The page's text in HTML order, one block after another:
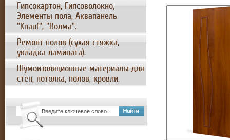
Гипсокартон, Гипсоволокно,
Элементы пола, Аквапанель
"Knauf", "Волма".
Ремонт полов (сухая стяжка,
укладка ламината).
Шумоизоляционные материалы для
стен, потолка, полов, кровли.